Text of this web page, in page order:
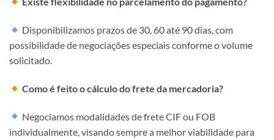
Disponibilizamos prazos de 30, 60 até 90 dias, com
possibilidade de negociações especiais conforme o volume
solicitado.
Como é feito o cálculo do frete da mercadoria?
Negociamos modalidades de frete CIF ou FOB
individualmente, visando sempre a melhor viabilidade para